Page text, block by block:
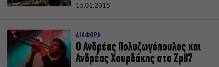
15.01.2015
ΔΙΑΦΟΡΑ
Ο Ανδρέας Πολυζωγόπουλος και
Ανδρέας Χουρδάκης στο Zp87